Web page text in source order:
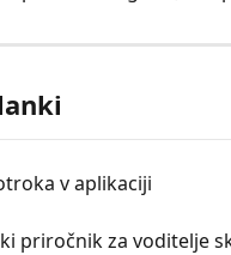
v aplikaciji
priročnik za voditelje